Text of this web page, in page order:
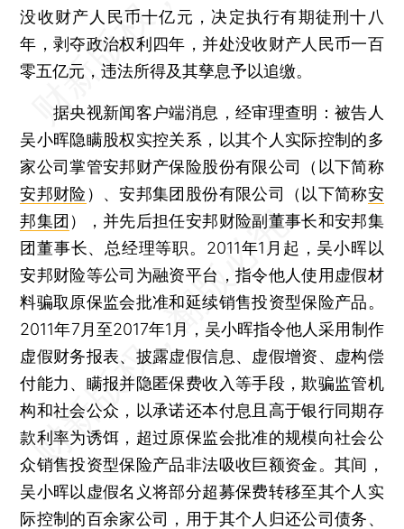
没收财产人民币十亿元，决定执行有期徒刑十八
年，剥夺政治权利四年，并处没收财产人民币一百
零五亿元，违法所得及其孳息予以追缴。
据央视新闻客户端消息，经审理查明：被告人
吴小晖隐瞒股权实控关系，以其个人实际控制的多
家公司掌管安邦财产保险股份有限公司（以下简称
安邦财险 ）、安邦集团股份有限公司（以下简称安
邦集团 ），并先后担任安邦财险副董事长和安邦集
团董事长、总经理等职。2011年1月起，吴小晖以
安邦财险等公司为融资平台，指令他人使用虚假材
料骗取原保监会批准和延续销售投资型保险产品。
2011年7月至2017年1月，吴小晖指令他人采用制作
虚假财务报表、披露虚假信息、虚假增资、虚构偿
付能力、瞒报并隐匿保费收入等手段，欺骗监管机
构和社会公众，以承诺还本付息且高于银行同期存
款利率为诱饵，超过原保监会批准的规模向社会公
众销售投资型保险产品非法吸收巨额资金。其间，
吴小晖以虚假名义将部分超募保费转移至其个人实
际控制的百余家公司，用于其个人归还公司债务、